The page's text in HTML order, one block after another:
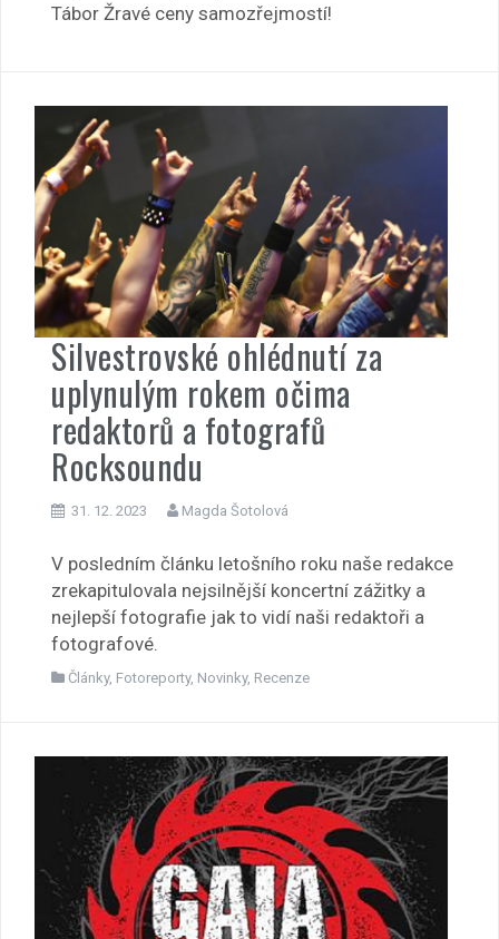
Tábor Žravé ceny samozřejmostí!
Silvestrovské ohlédnutí za
uplynulým rokem očima
redaktorů a fotografů
Rocksoundu
31. 12. 2023 Magda Šotolová
V posledním článku letošního roku naše redakce
zrekapitulovala nejsilnější koncertní zážitky a
nejlepší fotografie jak to vidí naši redaktoři a
fotografové.
Články, Fotoreporty, Novinky, Recenze